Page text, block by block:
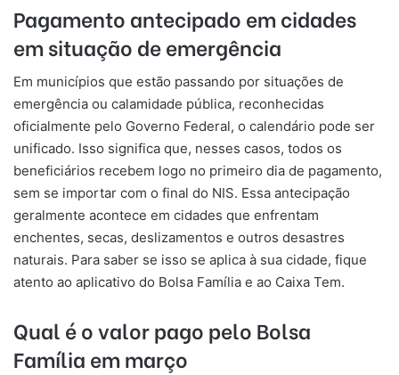
Pagamento antecipado em cidades
em situação de emergência
Em municípios que estão passando por situações de
emergência ou calamidade pública, reconhecidas
oficialmente pelo Governo Federal, o calendário pode ser
unificado. Isso significa que, nesses casos, todos os
beneficiários recebem logo no primeiro dia de pagamento,
sem se importar com o final do NIS. Essa antecipação
geralmente acontece em cidades que enfrentam
enchentes, secas, deslizamentos e outros desastres
naturais. Para saber se isso se aplica à sua cidade, fique
atento ao aplicativo do Bolsa Família e ao Caixa Tem.
Qual é o valor pago pelo Bolsa
Família em março